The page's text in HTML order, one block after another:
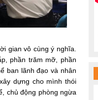
gian vô cùng ý nghĩa.
phần trăm mỡ, phần
ban lãnh đạo và nhân
dựng cho mình thói
chủ động phòng ngừa